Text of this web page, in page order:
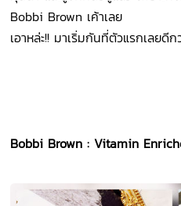
Bobbi Brown เค้าเลย
เอาหล่ะ!! มาเริ่มกันที่ตัวแรกเลยดีก
Bobbi Brown : Vitamin